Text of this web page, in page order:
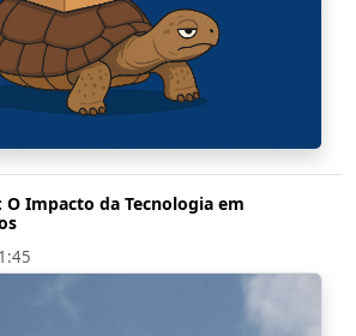
O Impacto da Tecnologia em